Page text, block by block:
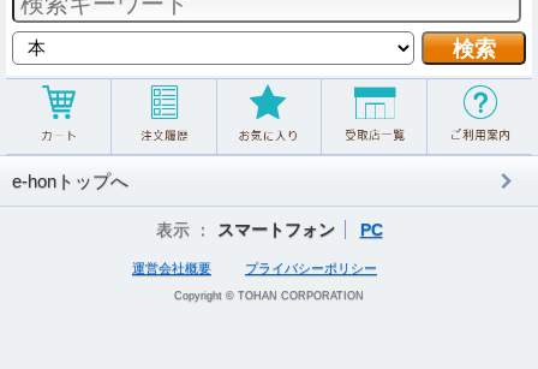
e-honトップへ
表示 ： スマートフォン PC
運営会社概要 プライバシーポリシー
Copyright © TOHAN CORPORATION